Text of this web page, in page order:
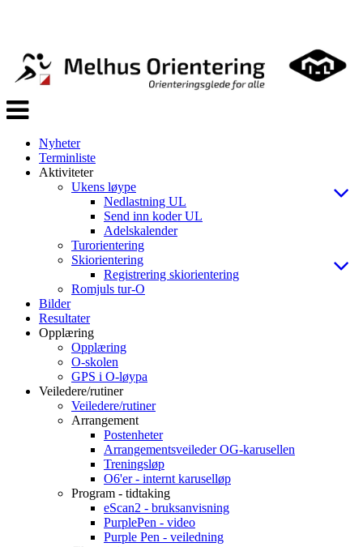
Veksle
navigasjon
Nyheter
Terminliste
Aktiviteter
Ukens løype
Nedlastning UL
Send inn koder UL
Adelskalender
Turorientering
Skiorientering
Registrering skiorientering
Romjuls tur-O
Bilder
Resultater
Opplæring
Opplæring
O-skolen
GPS i O-løypa
Veiledere/rutiner
Veiledere/rutiner
Arrangement
Postenheter
Arrangementsveileder OG-karusellen
Treningsløp
O6'er - internt karuselløp
Program - tidtaking
eScan2 - bruksanvisning
PurplePen - video
Purple Pen - veiledning